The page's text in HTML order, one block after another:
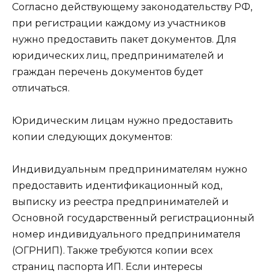
Согласно действующему законодательству РФ,
при регистрации каждому из участников
нужно предоставить пакет документов. Для
юридических лиц, предпринимателей и
граждан перечень документов будет
отличаться.
Юридическим лицам нужно предоставить
копии следующих документов:
Индивидуальным предпринимателям нужно
предоставить идентификационный код,
выписку из реестра предпринимателей и
Основной государственный регистрационный
номер индивидуального предпринимателя
(ОГРНИП). Также требуются копии всех
страниц паспорта ИП. Если интересы